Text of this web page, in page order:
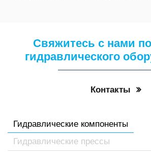
Свяжитесь с нами
гидравлического
Контакты
Гидравлические компоненты
Гидравлические прессы